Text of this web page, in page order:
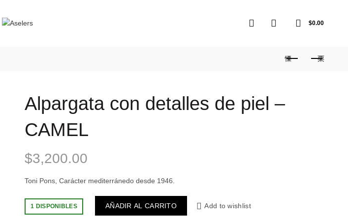
$0.00
Alpargata con detalles de piel –
CAMEL
$3,200.00
Toni Pons, Carácter mediterránedo desde 1946.
1 DISPONIBLES AÑADIR AL CARRITO Add to wishlist